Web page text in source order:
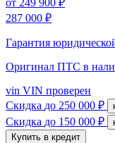
287 000 ₽
Гарантия
Оригинал ПТС в
vin VIN проверен
Скидка до 250 000 ₽
Скидка до 150 000 ₽
Купить в кредит